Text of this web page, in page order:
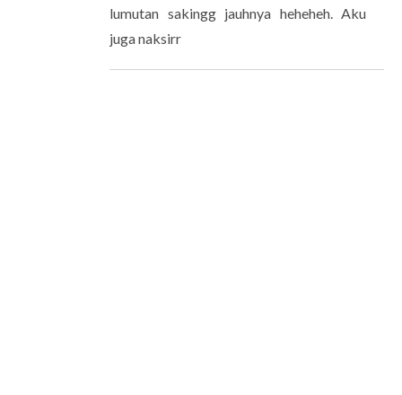
lumutan sakingg jauhnya heheheh. Aku
juga naksirr